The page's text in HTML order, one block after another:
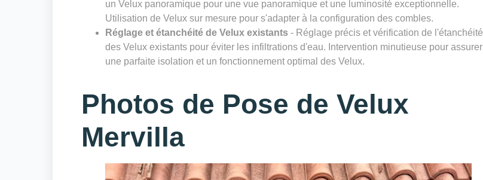
un Velux panoramique pour une vue panoramique et une luminosité exceptionnelle.
Utilisation de Velux sur mesure pour s'adapter à la configuration des combles.
Réglage et étanchéité de Velux existants - Réglage précis et vérification de l'étanchéité
des Velux existants pour éviter les infiltrations d'eau. Intervention minutieuse pour assurer
une parfaite isolation et un fonctionnement optimal des Velux.
Photos de Pose de Velux
Mervilla